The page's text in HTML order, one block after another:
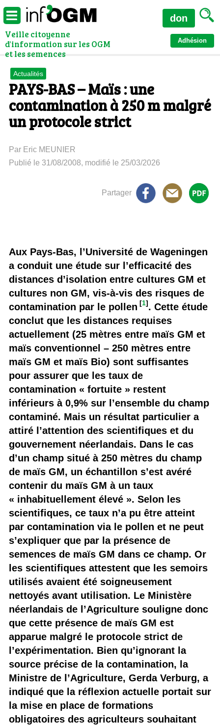
Veille citoyenne
d'information sur les OGM
et les semences
Adhésion
don
Actualités
PAYS-BAS – Maïs : une
contamination à 250 m malgré
un protocole strict
Par Eric MEUNIER
Publié le 31/08/2008, modifié le 25/03/2026
Partager
Aux Pays-Bas, l’Université de Wageningen
a conduit une étude sur l’efficacité des
distances d’isolation entre cultures GM et
cultures non GM, vis-à-vis des risques de
contamination par le pollen [1]. Cette étude
conclut que les distances requises
actuellement (25 mètres entre maïs GM et
maïs conventionnel – 250 mètres entre
maïs GM et maïs Bio) sont suffisantes
pour assurer que les taux de
contamination « fortuite » restent
inférieurs à 0,9% sur l’ensemble du champ
contaminé. Mais un résultat particulier a
attiré l’attention des scientifiques et du
gouvernement néerlandais. Dans le cas
d’un champ situé à 250 mètres du champ
de maïs GM, un échantillon s’est avéré
contenir du maïs GM à un taux
« inhabituellement élevé ». Selon les
scientifiques, ce taux n’a pu être atteint
par contamination via le pollen et ne peut
s’expliquer que par la présence de
semences de maïs GM dans ce champ. Or
les scientifiques attestent que les semoirs
utilisés avaient été soigneusement
nettoyés avant utilisation. Le Ministère
néerlandais de l’Agriculture souligne donc
que cette présence de maïs GM est
apparue malgré le protocole strict de
l’expérimentation. Bien qu’ignorant la
source précise de la contamination, la
Ministre de l’Agriculture, Gerda Verburg, a
indiqué que la réflexion actuelle portait sur
la mise en place de formations
obligatoires des agriculteurs souhaitant